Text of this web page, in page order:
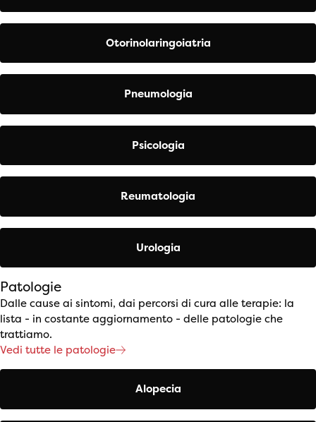
Otorinolaringoiatria
Pneumologia
Psicologia
Reumatologia
Urologia
Patologie
Dalle cause ai sintomi, dai percorsi di cura alle terapie: la
lista - in costante aggiornamento - delle patologie che
trattiamo.
Vedi tutte le patologie
Alopecia